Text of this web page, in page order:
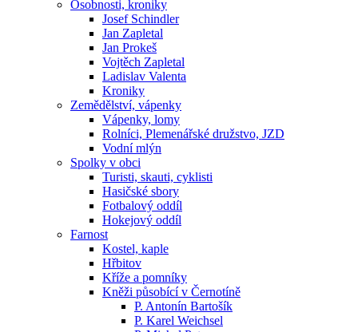
Osobnosti, kroniky
Josef Schindler
Jan Zapletal
Jan Prokeš
Vojtěch Zapletal
Ladislav Valenta
Kroniky
Zemědělství, vápenky
Vápenky, lomy
Rolníci, Plemenářské družstvo, JZD
Vodní mlýn
Spolky v obci
Turisti, skauti, cyklisti
Hasičské sbory
Fotbalový oddíl
Hokejový oddíl
Farnost
Kostel, kaple
Hřbitov
Kříže a pomníky
Kněži působící v Černotíně
P. Antonín Bartošík
P. Karel Weichsel